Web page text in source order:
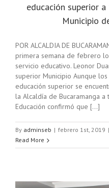
educación superior
Municipio
POR ALCALDIA DE
primera semana de febrero
servicio educativo. Leonor
superior Municipio Aunque
educación superior se
la Alcaldía de Bucaramanga
Educación confirmó que [...]
By adminseb | febrero 1st, 2019 |
Read More